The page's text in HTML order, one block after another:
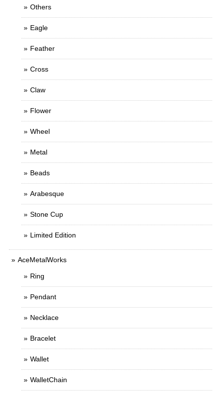
Others
Eagle
Feather
Cross
Claw
Flower
Wheel
Metal
Beads
Arabesque
Stone Cup
Limited Edition
AceMetalWorks
Ring
Pendant
Necklace
Bracelet
Wallet
WalletChain